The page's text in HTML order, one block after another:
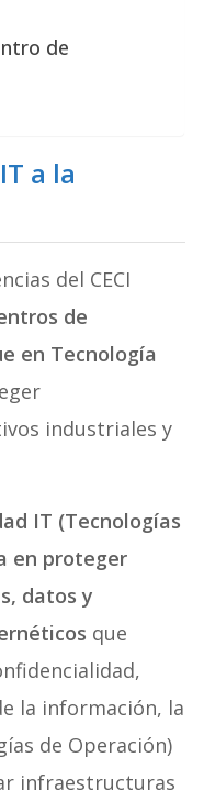
de
a la
del CECI
de
en Tecnología
industriales y
IT (Tecnologías
en proteger
datos y
que
la información, la
de Operación)
infraestructuras